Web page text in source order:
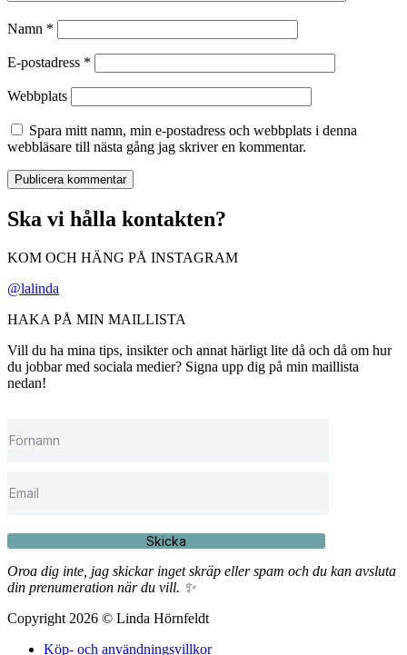
Namn *
E-postadress *
Webbplats
Spara mitt namn, min e-postadress och webbplats i denna
webbläsare till nästa gång jag skriver en kommentar.
Ska vi hålla kontakten?
KOM OCH HÄNG PÅ INSTAGRAM
@lalinda
HAKA PÅ MIN MAILLISTA
Vill du ha mina tips, insikter och annat härligt lite då och då om hur
du jobbar med sociala medier? Signa upp dig på min maillista
nedan!
Skicka
Oroa dig inte, jag skickar inget skräp eller spam och du kan avsluta
din prenumeration när du vill. ✨
Copyright 2026 © Linda Hörnfeldt
Köp- och användningsvillkor